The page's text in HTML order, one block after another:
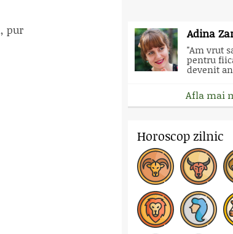
pur Adina
"Am vrut
pentru
devenit
Afla mai
Horoscop zilnic